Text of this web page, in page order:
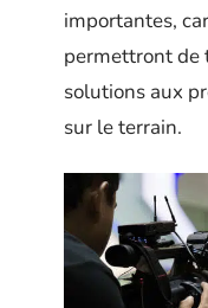
importantes,
permettront de
solutions aux
sur le terrain.